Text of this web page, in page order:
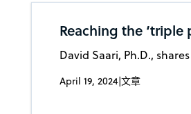
Reaching the
David Saari, Ph.D.,
April 19, 2024|文章